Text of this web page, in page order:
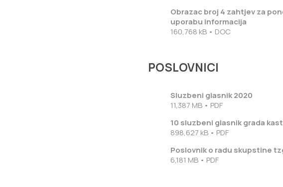
Obrazac broj 4 zahtjev za
uporabu informacija
160,768 kB • DOC
POSLOVNICI
Sluzbeni glasnik 2020
11,387 MB • PDF
10 sluzbeni glasnik grada
898,627 kB • PDF
Poslovnik o radu skupstine
6,181 MB • PDF